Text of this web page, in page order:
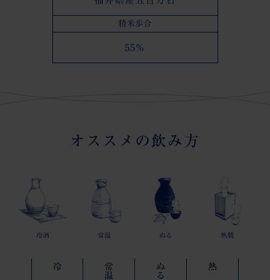
精米歩合
55％
オススメの飲み方
冷酒 常温 ぬる 熱燗
冷 常温 ぬる 熱